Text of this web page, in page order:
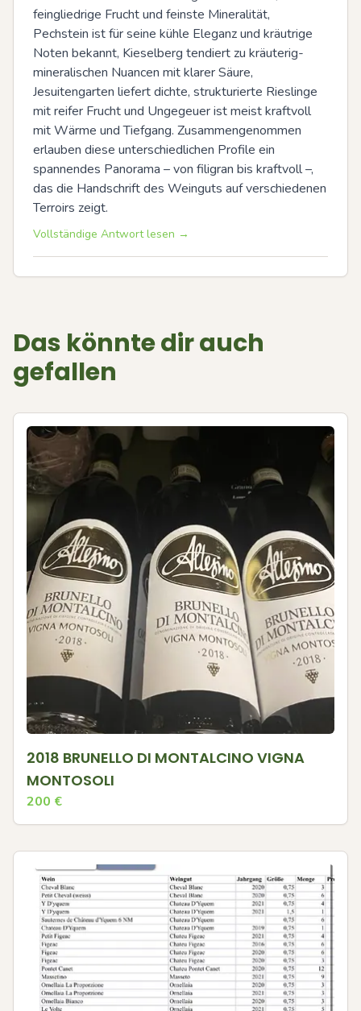
feingliedrige Frucht und feinste Mineralität,
Pechstein ist für seine kühle Eleganz und kräutrige
Noten bekannt, Kieselberg tendiert zu kräuterig-
mineralischen Nuancen mit klarer Säure,
Jesuitengarten liefert dichte, strukturierte Rieslinge
mit reifer Frucht und Ungegeuer ist meist kraftvoll
mit Wärme und Tiefgang. Zusammengenommen
erlauben diese unterschiedlichen Profile ein
spannendes Panorama – von filigran bis kraftvoll –,
das die Handschrift des Weinguts auf verschiedenen
Terroirs zeigt.
Vollständige Antwort lesen →
Das könnte dir auch
gefallen
2018 BRUNELLO DI MONTALCINO VIGNA
MONTOSOLI
200 €